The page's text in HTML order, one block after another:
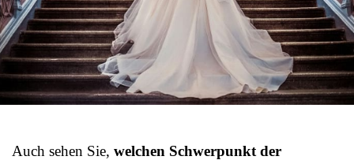
Auch sehen Sie, welchen Schwerpunkt der